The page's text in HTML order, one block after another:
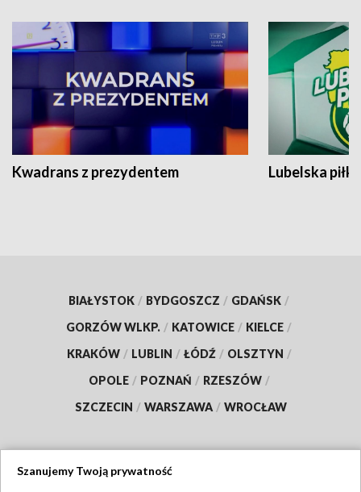
Kwadrans z prezydentem Lubelska piłka
BIAŁYSTOK / BYDGOSZCZ / GDAŃSK /
GORZÓW WLKP. / KATOWICE / KIELCE /
KRAKÓW / LUBLIN / ŁÓDŹ / OLSZTYN /
OPOLE / POZNAŃ / RZESZÓW /
SZCZECIN / WARSZAWA / WROCŁAW
Szanujemy Twoją prywatność